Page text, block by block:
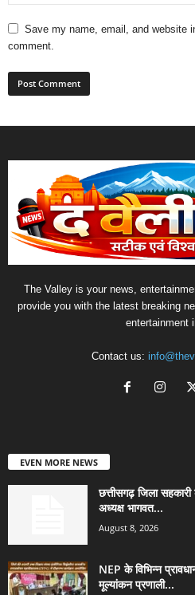
Save my name, email, and website
comment.
The Valley is your news,
provide you with the latest breaking
entertainment
Contact us:
EVEN MORE NEWS
छत्तीसगढ़ जिला
अध्यक्ष भागवत...
August 8, 2026
NEP के विभिन्न
मूल्यांकन प्रणाली...